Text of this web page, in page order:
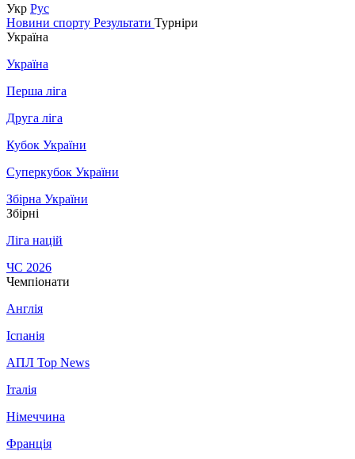
Укр Рус
Новини спорту Результати Турніри
Україна
Україна
Перша ліга
Друга ліга
Кубок України
Суперкубок України
Збірна України
Збірні
Ліга націй
ЧС 2026
Чемпіонати
Англія
Іспанія
АПЛ Top News
Італія
Німеччина
Франція